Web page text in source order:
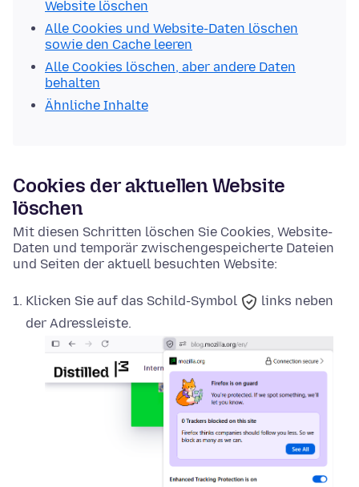
Website löschen
Alle Cookies und Website-Daten löschen
sowie den Cache leeren
Alle Cookies löschen, aber andere Daten
behalten
Ähnliche Inhalte
Cookies der aktuellen Website
löschen
Mit diesen Schritten löschen Sie Cookies, Website-
Daten und temporär zwischengespeicherte Dateien
und Seiten der aktuell besuchten Website:
Klicken Sie auf das Schild-Symbol
links neben
der Adressleiste.